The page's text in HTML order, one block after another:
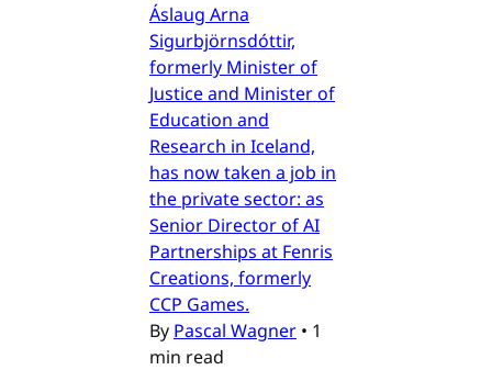
Áslaug Arna
Sigurbjörnsdóttir,
formerly Minister of
Justice and Minister of
Education and
Research in Iceland,
has now taken a job in
the private sector: as
Senior Director of AI
Partnerships at Fenris
Creations, formerly
CCP Games.
By Pascal Wagner • 1
min read